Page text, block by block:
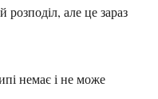
розподіл, але це зараз
немає і не може